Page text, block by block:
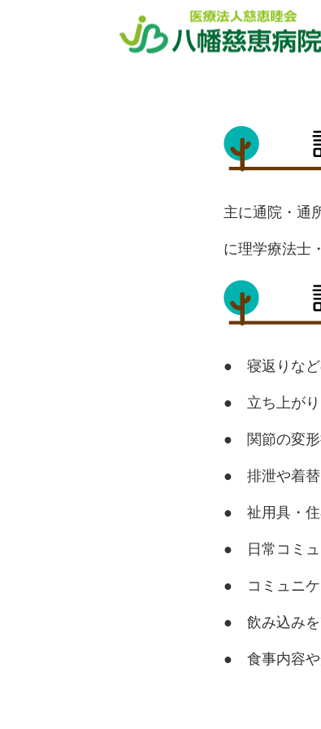
ホーム
訪問リハビリテーショ
主に通院・通
に理学療法士
● 寝返りなど
● 立ち上がり
● 関節の変形
● 排泄や着
● 祉用具・
● 日常コミュ
● コミュニ
● 飲み込み
● 食事内容